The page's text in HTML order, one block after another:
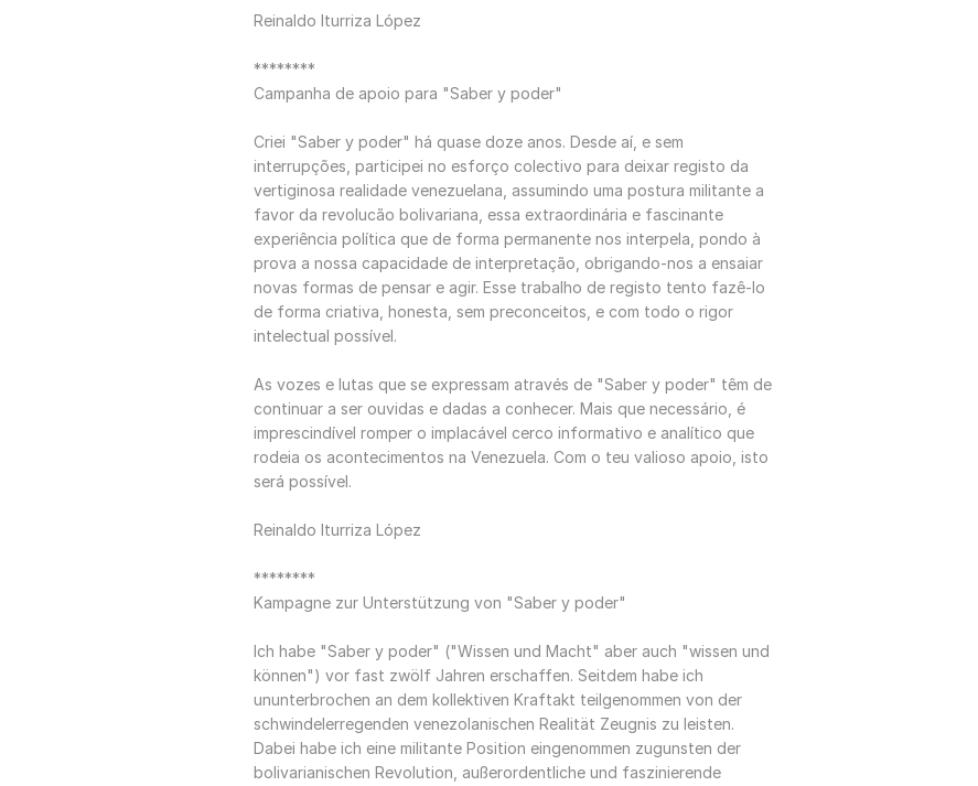
Reinaldo Iturriza López
********
Campanha de apoio para "Saber y poder"
Criei "Saber y poder" há quase doze anos. Desde aí, e sem
interrupções, participei no esforço colectivo para deixar registo da
vertiginosa realidade venezuelana, assumindo uma postura militante a
favor da revolucão bolivariana, essa extraordinária e fascinante
experiência política que de forma permanente nos interpela, pondo à
prova a nossa capacidade de interpretação, obrigando-nos a ensaiar
novas formas de pensar e agir. Esse trabalho de registo tento fazê-lo
de forma criativa, honesta, sem preconceitos, e com todo o rigor
intelectual possível.
As vozes e lutas que se expressam através de "Saber y poder" têm de
continuar a ser ouvidas e dadas a conhecer. Mais que necessário, é
imprescindível romper o implacável cerco informativo e analítico que
rodeia os acontecimentos na Venezuela. Com o teu valioso apoio, isto
será possível.
Reinaldo Iturriza López
********
Kampagne zur Unterstützung von "Saber y poder"
Ich habe "Saber y poder" ("Wissen und Macht" aber auch "wissen und
können") vor fast zwölf Jahren erschaffen. Seitdem habe ich
ununterbrochen an dem kollektiven Kraftakt teilgenommen von der
schwindelerregenden venezolanischen Realität Zeugnis zu leisten.
Dabei habe ich eine militante Position eingenommen zugunsten der
bolivarianischen Revolution, außerordentliche und faszinierende